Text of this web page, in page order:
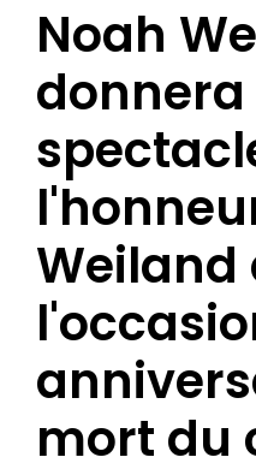
Noah
donnera
Weiland
mort du